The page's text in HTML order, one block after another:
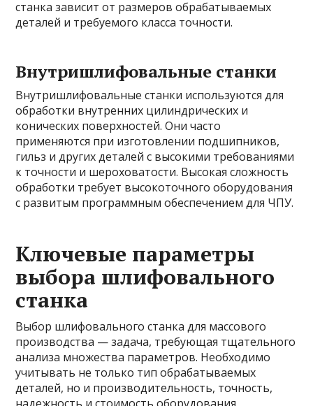
станка зависит от размеров обрабатываемых
деталей и требуемого класса точности.
Внутришлифовальные станки
Внутришлифовальные станки используются для
обработки внутренних цилиндрических и
конических поверхностей. Они часто
применяются при изготовлении подшипников,
гильз и других деталей с высокими требованиями
к точности и шероховатости. Высокая сложность
обработки требует высокоточного оборудования
с развитым программным обеспечением для ЧПУ.
Ключевые параметры
выбора шлифовального
станка
Выбор шлифовального станка для массового
производства — задача, требующая тщательного
анализа множества параметров. Необходимо
учитывать не только тип обрабатываемых
деталей, но и производительность, точность,